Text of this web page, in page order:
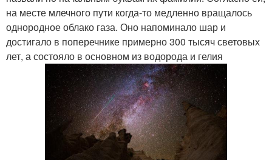
на месте млечного пути когда-то медленно вращалось
однородное облако газа. Оно напоминало шар и
достигало в поперечнике примерно 300 тысяч световых
лет, а состояло в основном из водорода и гелия